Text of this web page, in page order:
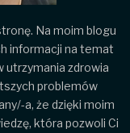
Na moim blogu
informacji na temat
zdrowia
problemów
a, że dzięki moim
która pozwoli Ci